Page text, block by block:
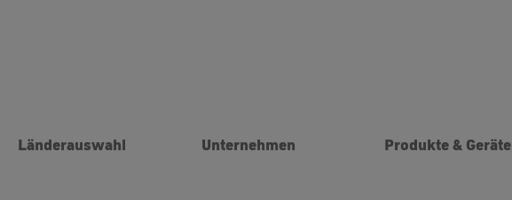
Länderauswahl Unternehmen Produkte & Geräte